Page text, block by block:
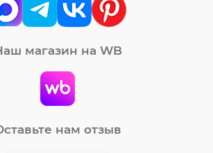
магазин на WB
нам отзыв